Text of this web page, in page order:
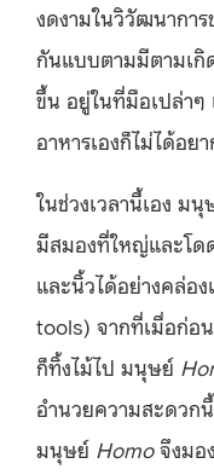
งดงามในวิวัฒนากา
กันแบบตามมีตามเกิ
ขึ้น อยู่ในที่มือเปล่าๆ
อาหารเองก็ไม่ได้อ
ในช่วงเวลานี้เอง ม
มีสมองที่ใหญ่และโด
และนิ้วได้อย่างคล่อ
tools) จากที่เมื่อก่อ
ก็ทิ้งไม้ไป มนุษย์
อำนวยความสะดวกนี้
มนุษย์ Homoจึงมอ